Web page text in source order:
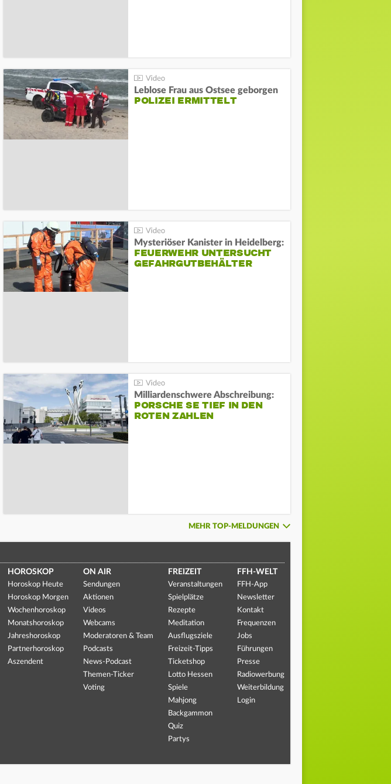
Leblose Frau aus Ostsee geborgen
POLIZEI ERMITTELT
Mysteriöser Kanister in Heidelberg:
FEUERWEHR UNTERSUCHT
GEFAHRGUTBEHÄLTER
Milliardenschwere Abschreibung:
PORSCHE SE TIEF IN DEN
ROTEN ZAHLEN
MEHR TOP-MELDUNGEN
HOROSKOP
Horoskop Heute
Horoskop Morgen
Wochenhoroskop
Monatshoroskop
Jahreshoroskop
Partnerhoroskop
Aszendent
ON AIR
Sendungen
Aktionen
Videos
Webcams
Moderatoren & Team
Podcasts
News-Podcast
Themen-Ticker
Voting
FREIZEIT
Veranstaltungen
Spielplätze
Rezepte
Meditation
Ausflugsziele
Freizeit-Tipps
Ticketshop
Lotto Hessen
Spiele
Mahjong
Backgammon
Quiz
Partys
FFH-WELT
FFH-App
Newsletter
Kontakt
Frequenzen
Jobs
Führungen
Presse
Radiowerbung
Weiterbildung
Login